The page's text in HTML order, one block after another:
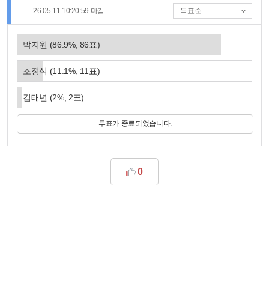
:
26.05.11 10:20:59 마감
박지원 (86.9%, 86표)
조정식 (11.1%, 11 표)
김태년 (2%, 2표)
투표가 종료되었습니다.
0